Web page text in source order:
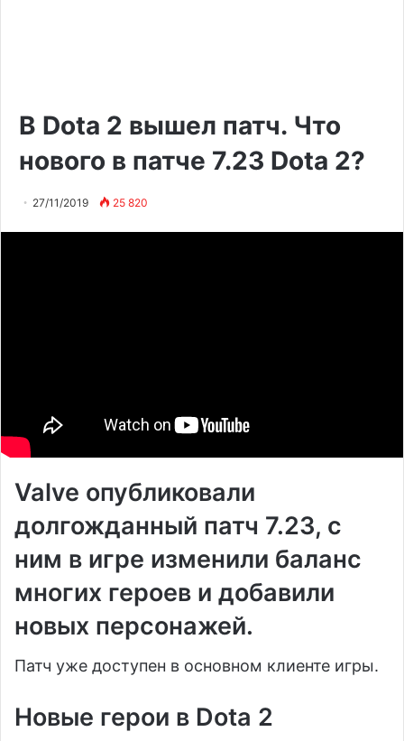
В Dota 2 вышел патч. Что
нового в патче 7.23 Dota 2?
27/11/2019 25 820
Valve опубликовали
долгожданный патч 7.23, с
ним в игре изменили баланс
многих героев и добавили
новых персонажей.
Патч уже доступен в основном клиенте игры.
Новые герои в Dota 2